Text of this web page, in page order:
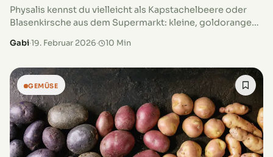
Physalis kennst du vielleicht als Kapstachelbeere oder
Blasenkirsche aus dem Supermarkt: kleine, goldorange
kleine Lampions. Der frische, leicht säuerliche
Gabi·19. Februar 2026· 10 Min
GEMÜSE